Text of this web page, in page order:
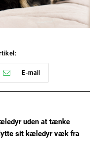
E-mail
uden at tænke
sit kæledyr væk fra